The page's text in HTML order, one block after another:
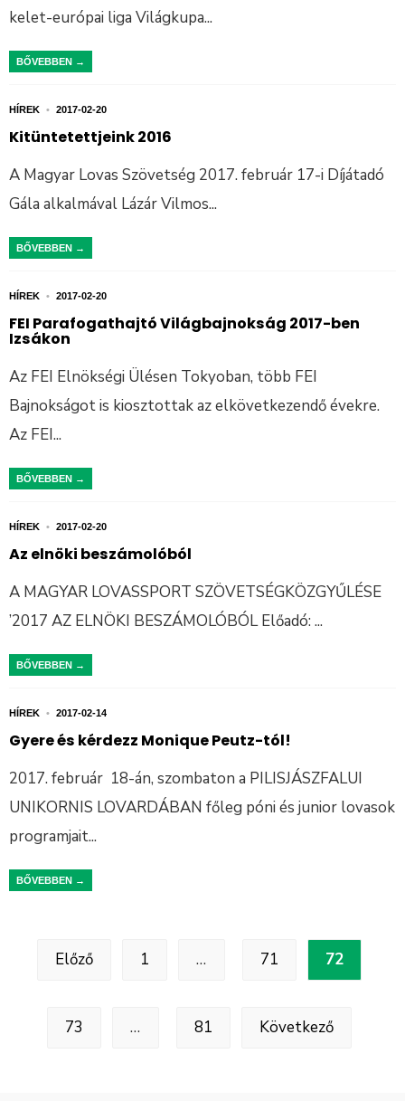
kelet-európai liga Világkupa...
BŐVEBBEN →
HÍREK • 2017-02-20
Kitüntetettjeink 2016
A Magyar Lovas Szövetség 2017. február 17-i Díjátadó
Gála alkalmával Lázár Vilmos...
BŐVEBBEN →
HÍREK • 2017-02-20
FEI Parafogathajtó Világbajnokság 2017-ben
Izsákon
Az FEI Elnökségi Ülésen Tokyoban, több FEI
Bajnokságot is kiosztottak az elkövetkezendő évekre.
Az FEI...
BŐVEBBEN →
HÍREK • 2017-02-20
Az elnöki beszámolóból
A MAGYAR LOVASSPORT SZÖVETSÉGKÖZGYŰLÉSE
’2017 AZ ELNÖKI BESZÁMOLÓBÓL Előadó: ...
BŐVEBBEN →
HÍREK • 2017-02-14
Gyere és kérdezz Monique Peutz-tól!
2017. február 18-án, szombaton a PILISJÁSZFALUI
UNIKORNIS LOVARDÁBAN főleg póni és junior lovasok
programjait...
BŐVEBBEN →
Előző 1 … 71 72
73 … 81 Következő